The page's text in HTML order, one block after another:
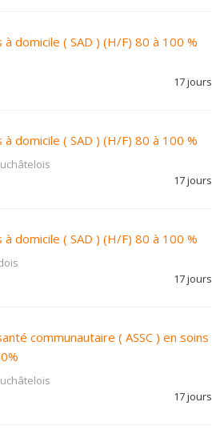
domicile ( SAD ) (H/F) 80 à 100 %
17 jours
domicile ( SAD ) (H/F) 80 à 100 %
17 jours
domicile ( SAD ) (H/F) 80 à 100 %
17 jours
communautaire ( ASSC ) en soins
17 jours